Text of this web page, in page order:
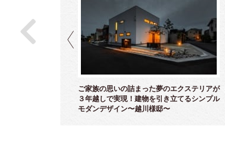
ご家族の思いの詰まった夢のエクステリアが
３年越しで実現！建物を引き立てるシンプル
モダンデザイン〜越川様邸〜